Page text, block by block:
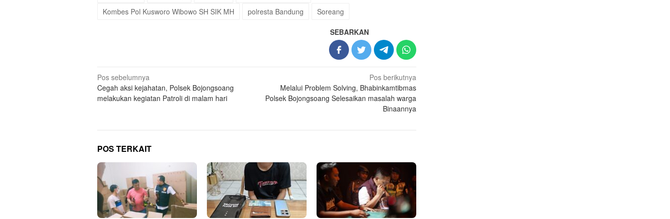
Kombes Pol Kusworo Wibowo SH SIK MH
polresta Bandung Soreang
SEBARKAN
Navigasi
pos
Pos sebelumnya
Cegah aksi kejahatan, Polsek Bojongsoang
melakukan kegiatan Patroli di malam hari
Pos berikutnya
Melalui Problem Solving, Bhabinkamtibmas
Polsek Bojongsoang Selesaikan masalah warga
Binaannya
POS TERKAIT